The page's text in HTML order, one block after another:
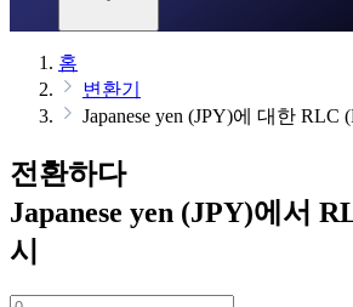
홈
변환기
Japanese yen (JPY)에 대한 RLC
전환하다
Japanese yen (JPY)에서
시